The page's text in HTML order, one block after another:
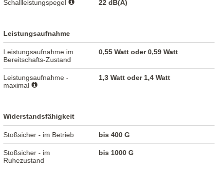
Schallleistungspegel 22 dB(A)
Leistungsaufnahme
Leistungsaufnahme im
Bereitschafts-Zustand
0,55 Watt oder 0,59 Watt
Leistungsaufnahme -
maximal
1,3 Watt oder 1,4 Watt
Widerstandsfähigkeit
Stoßsicher - im Betrieb bis 400 G
Stoßsicher - im
Ruhezustand
bis 1000 G